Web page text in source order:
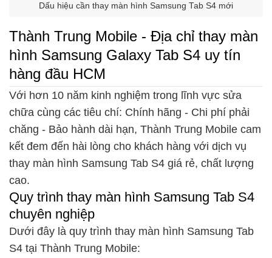
Dấu hiệu cần thay màn hình Samsung Tab S4 mới
Thành Trung Mobile - Địa chỉ thay màn
hình Samsung Galaxy Tab S4 uy tín
hàng đầu HCM
Với hơn 10 năm kinh nghiệm trong lĩnh vực sửa
chữa cùng các tiêu chí: Chính hãng - Chi phí phải
chăng - Bảo hành dài hạn, Thành Trung Mobile cam
kết đem đến hài lòng cho khách hàng với dịch vụ
thay màn hình Samsung Tab S4 giá rẻ, chất lượng
cao.
Quy trình thay màn hình Samsung Tab S4
chuyên nghiệp
Dưới đây là quy trình thay màn hình Samsung Tab
S4 tại Thành Trung Mobile: